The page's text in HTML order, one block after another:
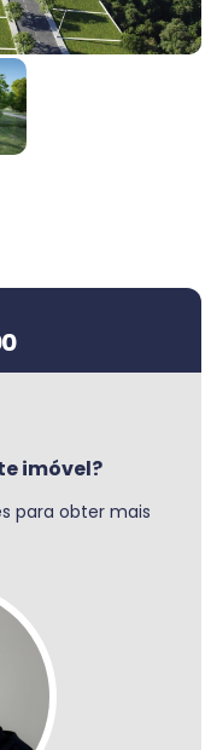
ou +
imóvel?
para obter mais